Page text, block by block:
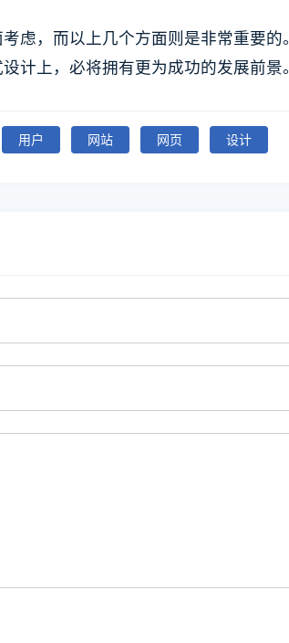
虑，而以上几个方面则是非常重要的
计上，必将拥有更为成功的发展前景。
用户 网站 网页 设计